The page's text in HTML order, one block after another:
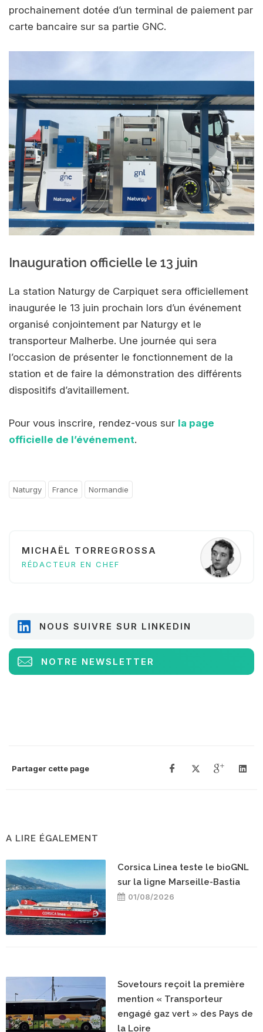
prochainement dotée d’un terminal de paiement par
carte bancaire sur sa partie GNC.
Inauguration officielle le 13 juin
La station Naturgy de Carpiquet sera officiellement
inaugurée le 13 juin prochain lors d’un événement
organisé conjointement par Naturgy et le
transporteur Malherbe. Une journée qui sera
l’occasion de présenter le fonctionnement de la
station et de faire la démonstration des différents
dispositifs d’avitaillement.
Pour vous inscrire, rendez-vous sur la page
officielle de l’événement.
Naturgy France Normandie
MICHAËL TORREGROSSA
RÉDACTEUR EN CHEF
NOUS SUIVRE SUR LINKEDIN
NOTRE NEWSLETTER
Partager cette page
A LIRE ÉGALEMENT
Corsica Linea teste le bioGNL
sur la ligne Marseille-Bastia
01/08/2026
Sovetours reçoit la première
mention « Transporteur
engagé gaz vert » des Pays de
la Loire